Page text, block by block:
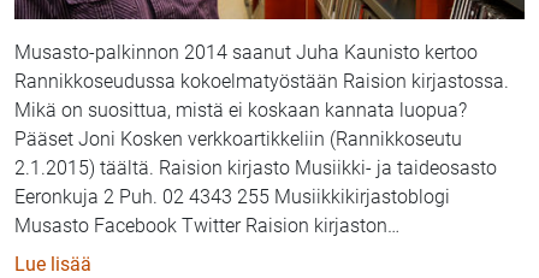
Musasto-palkinnon 2014 saanut Juha Kaunisto kertoo
Rannikkoseudussa kokoelmatyöstään Raision kirjastossa.
Mikä on suosittua, mistä ei koskaan kannata luopua?
Pääset Joni Kosken verkkoartikkeliin (Rannikkoseutu
2.1.2015) täältä. Raision kirjasto Musiikki- ja taideosasto
Eeronkuja 2 Puh. 02 4343 255 Musiikkikirjastoblogi
Musasto Facebook Twitter Raision kirjaston…
Lue lisää